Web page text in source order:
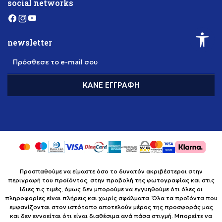
social networks
newsletter
Πρόσθεσε το e-mail σου
ΚΆΝΕ ΕΓΓΡΑΦΉ
Προσπαθούμε να είμαστε όσο το δυνατόν ακριβέστεροι στην
περιγραφή του προϊόντος, στην προβολή της φωτογραφίας και στις
ίδιες τις τιμές, όμως δεν μπορούμε να εγγυηθούμε ότι όλες οι
πληροφορίες είναι πλήρεις και χωρίς σφάλματα. Όλα τα προϊόντα που
εμφανίζονται στον ιστότοπο αποτελούν μέρος της προσφοράς μας
και δεν εννοείται ότι είναι διαθέσιμα ανά πάσα στιγμή. Μπορείτε να